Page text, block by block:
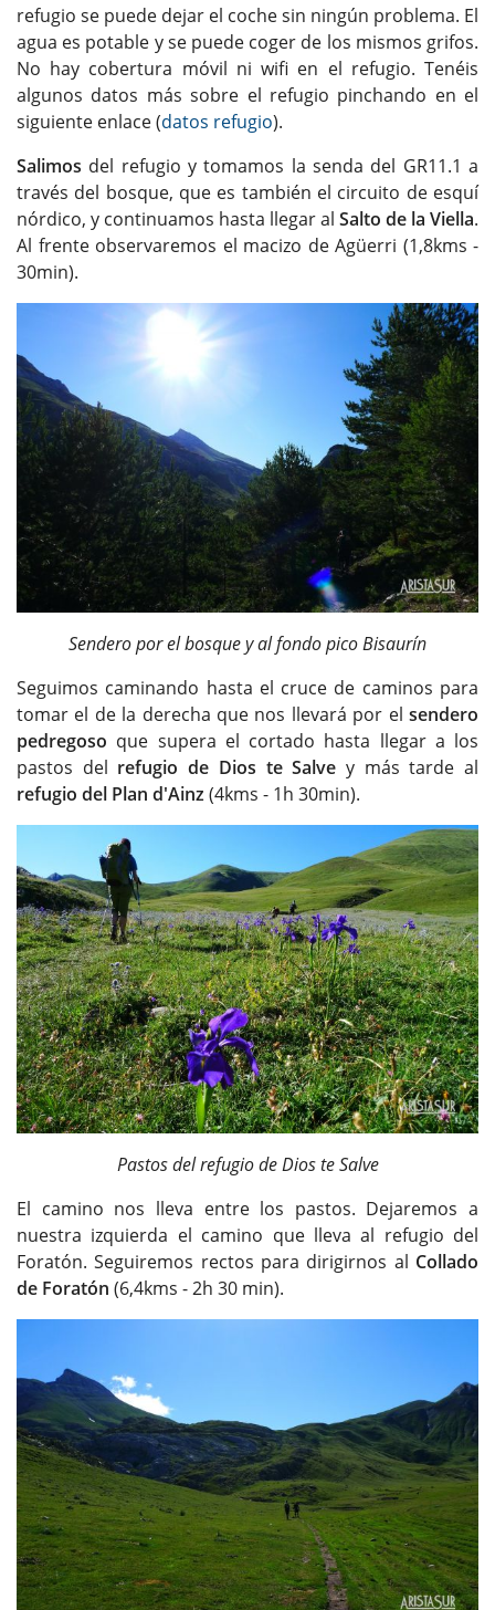
refugio se puede dejar el coche sin ningún problema. El
agua es potable y se puede coger de los mismos grifos.
No hay cobertura móvil ni wifi en el refugio. Tenéis
algunos datos más sobre el refugio pinchando en el
siguiente enlace (datos refugio).
Salimos del refugio y tomamos la senda del GR11.1 a
través del bosque, que es también el circuito de esquí
nórdico, y continuamos hasta llegar al Salto de la Viella.
Al frente observaremos el macizo de Agüerri (1,8kms -
30min).
Sendero por el bosque y al fondo pico Bisaurín
Seguimos caminando hasta el cruce de caminos para
tomar el de la derecha que nos llevará por el sendero
pedregoso que supera el cortado hasta llegar a los
pastos del refugio de Dios te Salve y más tarde al
refugio del Plan d'Ainz (4kms - 1h 30min).
Pastos del refugio de Dios te Salve
El camino nos lleva entre los pastos. Dejaremos a
nuestra izquierda el camino que lleva al refugio del
Foratón. Seguiremos rectos para dirigirnos al Collado
de Foratón (6,4kms - 2h 30 min).